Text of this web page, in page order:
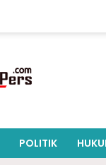
POLITIK